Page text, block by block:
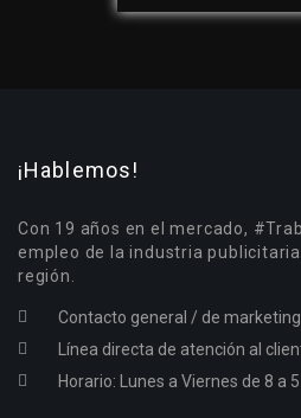
¡Hablemos!
Con 19 años en el mercado,
empleo de la industria
región.
Contacto general / de
Línea directa de atención al
Horario: Lunes a Viernes de 8 a 5